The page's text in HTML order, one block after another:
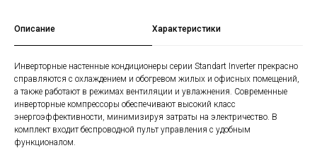
Описание Характеристики
Инверторные настенные кондиционеры серии Standart Inverter прекрасно
справляются с охлаждением и обогревом жилых и офисных помещений,
а также работают в режимах вентиляции и увлажнения. Современные
инверторные компрессоры обеспечивают высокий класс
энергоэффективности, минимизируя затраты на электричество. В
комплект входит беспроводной пульт управления с удобным
функционалом.